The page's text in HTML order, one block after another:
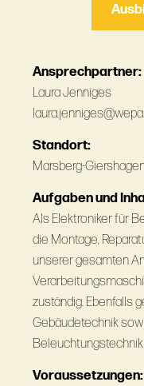
Ansprechpartner:
Laura Jenniges
Standort:
Marsberg-
Aufgaben und
Als Elektroniker für
die Montage,
unserer gesamten
zuständig. Ebenfalls
Gebäudetechnik
Voraussetzungen: